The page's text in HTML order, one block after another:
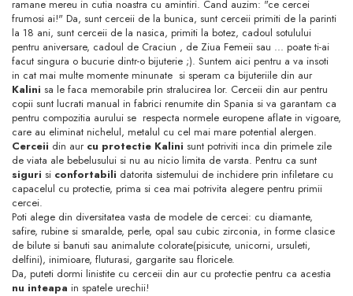
ramane mereu in cutia noastra cu amintiri. Cand auzim: "ce cercei
frumosi ai!" Da, sunt cerceii de la bunica, sunt cerceii primiti de la parinti
la 18 ani, sunt cerceii de la nasica, primiti la botez, cadoul sotulului
pentru aniversare, cadoul de Craciun , de Ziua Femeii sau ... poate ti-ai
facut singura o bucurie dintr-o bijuterie ;). Suntem aici pentru a va insoti
in cat mai multe momente minunate si speram ca bijuteriile din aur
Kalini sa le faca memorabile prin stralucirea lor. Cerceii din aur pentru
copii sunt lucrati manual in fabrici renumite din Spania si va garantam ca
pentru compozitia aurului se respecta normele europene aflate in vigoare,
care au eliminat nichelul, metalul cu cel mai mare potential alergen.
Cerceii din aur cu protectie Kalini sunt potriviti inca din primele zile
de viata ale bebelusului si nu au nicio limita de varsta. Pentru ca sunt
siguri si confortabili datorita sistemului de inchidere prin infiletare cu
capacelul cu protectie, prima si cea mai potrivita alegere pentru primii
cercei.
Poti alege din diversitatea vasta de modele de cercei: cu diamante,
safire, rubine si smaralde, perle, opal sau cubic zirconia, in forme clasice
de bilute si banuti sau animalute colorate(pisicute, unicorni, ursuleti,
delfini), inimioare, fluturasi, gargarite sau floricele.
Da, puteti dormi linistite cu cerceii din aur cu protectie pentru ca acestia
nu inteapa in spatele urechii!